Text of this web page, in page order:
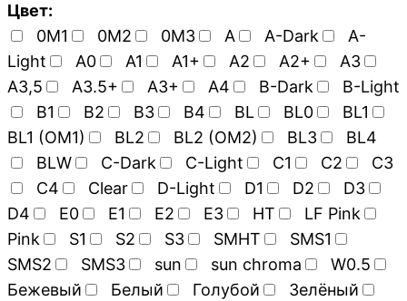
Цвет:
0M1
0M2 0M3 A A-Dark
A-
Light
A0 A1 A1+ A2 A2+
A3
A3,5
A3.5+ A3+ A4 B-Dark
B-Light
B1
B2 B3 B4 BL BL0
BL1
BL1 (OM1)
BL2 BL2 (OM2) BL3
BL4
BLW
C-Dark C-Light C1 C2
C3
C4
Clear D-Light D1 D2
D3
D4
E0 E1 E2 E3 HT
LF Pink
Pink
S1 S2 S3 SMHT
SMS1
SMS2
SMS3 sun sun chroma
W0.5
Бежевый
Белый Голубой
Зелёный